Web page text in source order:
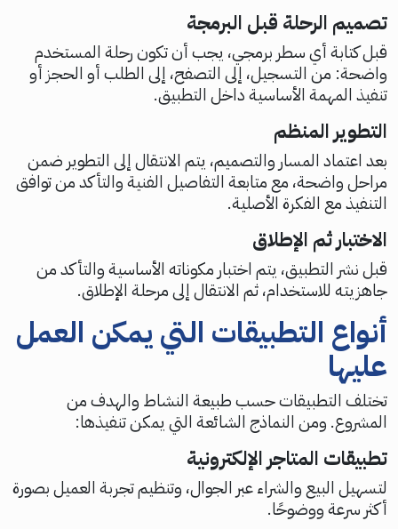
تصميم الرحلة قبل البرمجة
قبل كتابة أي سطر برمجي، يجب أن تكون رحلة المستخدم
واضحة: من التسجيل، إلى التصفح، إلى الطلب أو الحجز أو
تنفيذ المهمة الأساسية داخل التطبيق.
التطوير المنظم
بعد اعتماد المسار والتصميم، يتم الانتقال إلى التطوير ضمن
مراحل واضحة، مع متابعة التفاصيل الفنية والتأكد من توافق
التنفيذ مع الفكرة الأصلية.
الاختبار ثم الإطلاق
قبل نشر التطبيق، يتم اختبار مكوناته الأساسية والتأكد من
جاهزيته للاستخدام، ثم الانتقال إلى مرحلة الإطلاق.
أنواع التطبيقات التي يمكن العمل
عليها
تختلف التطبيقات حسب طبيعة النشاط والهدف من
المشروع. ومن النماذج الشائعة التي يمكن تنفيذها:
تطبيقات المتاجر الإلكترونية
لتسهيل البيع والشراء عبر الجوال، وتنظيم تجربة العميل بصورة
أكثر سرعة ووضوحًا.